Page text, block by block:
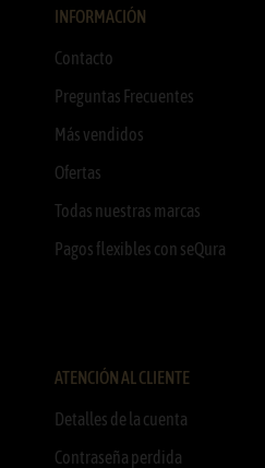
INFORMACIÓN
Contacto
Preguntas Frecuentes
Más vendidos
Ofertas
Todas nuestras marcas
Pagos flexibles con seQura
ATENCIÓN AL CLIENTE
Detalles de la cuenta
Contraseña perdida